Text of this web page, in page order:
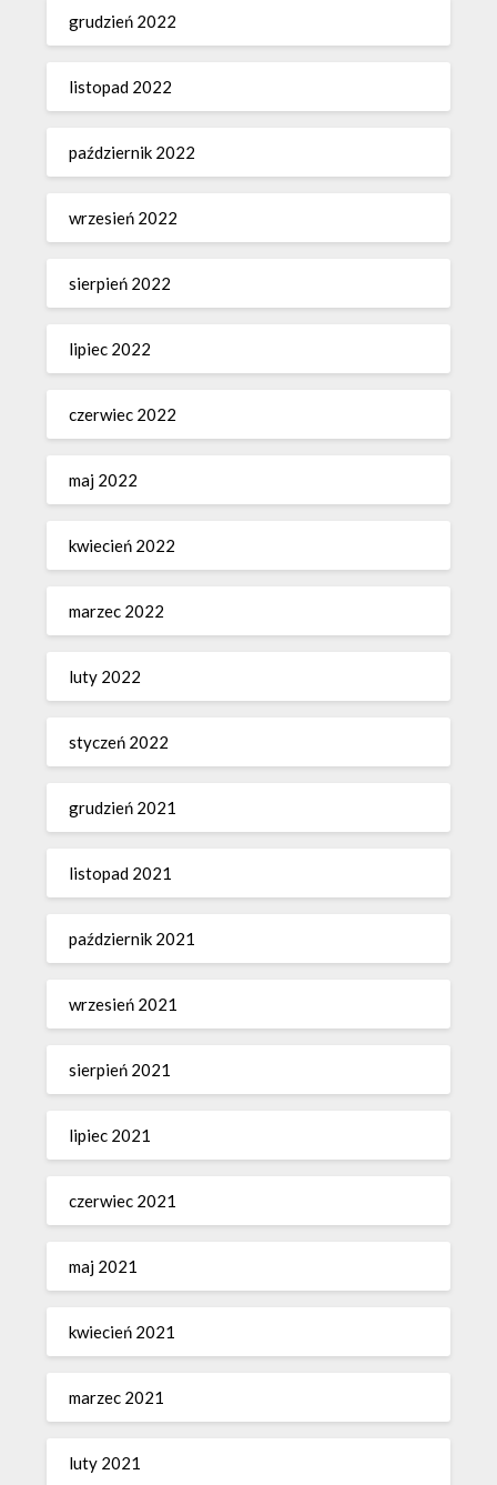
grudzień 2022
listopad 2022
październik 2022
wrzesień 2022
sierpień 2022
lipiec 2022
czerwiec 2022
maj 2022
kwiecień 2022
marzec 2022
luty 2022
styczeń 2022
grudzień 2021
listopad 2021
październik 2021
wrzesień 2021
sierpień 2021
lipiec 2021
czerwiec 2021
maj 2021
kwiecień 2021
marzec 2021
luty 2021